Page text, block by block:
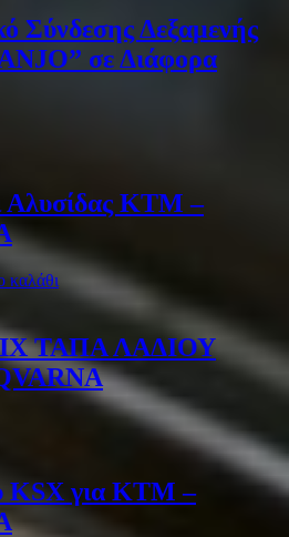
Σύνδεσης Δεξαμενής
σε Διάφορα
Αλυσίδας ΚΤΜ –
καλάθι
ΤΑΠΑ ΛΑΔΙΟΥ
KSX για KTM –